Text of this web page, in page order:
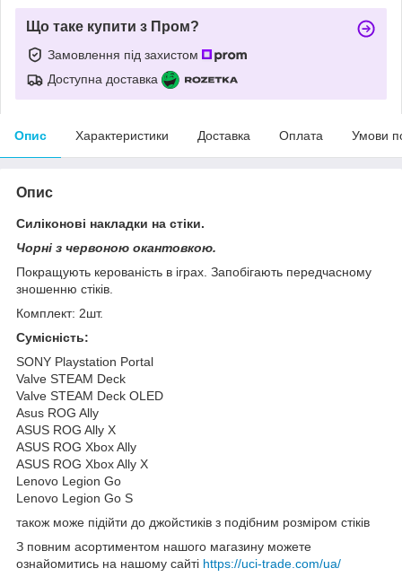
Що таке купити з Пром?
Замовлення під захистом
Доступна доставка
Опис Характеристики Доставка Оплата Умови
Опис
Силіконові накладки на стіки.
Чорні з червоною окантовкою.
Покращують керованість в іграх. Запобігають передчасному
зношенню стіків.
Комплект: 2шт.
Сумісність:
SONY Playstation Portal
Valve STEAM Deck
Valve STEAM Deck OLED
Asus ROG Ally
ASUS ROG Ally X
ASUS ROG Xbox Ally
ASUS ROG Xbox Ally X
Lenovo Legion Go
Lenovo Legion Go S
також може підійти до джойстиків з подібним розміром стіків
З повним асортиментом нашого магазину можете
ознайомитись на нашому сайті https://uci-trade.com/ua/